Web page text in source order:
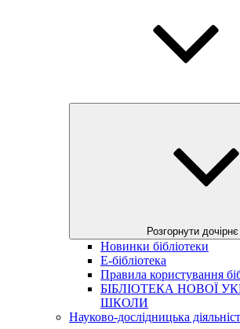
Розгорнути
Новинки бібліотеки
E-бібліотека
Правила користування
БІБЛІОТЕКА НОВОЇ
ШКОЛИ
Науково-дослідницька